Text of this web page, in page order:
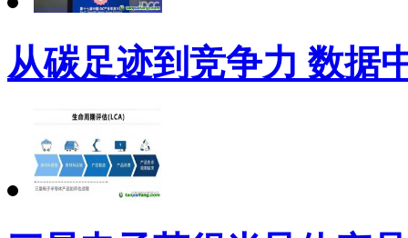
从碳足迹到竞争力 数据